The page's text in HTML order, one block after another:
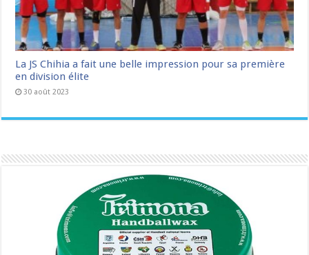
La JS Chihia a fait une belle impression pour sa première
en division élite
30 août 2023